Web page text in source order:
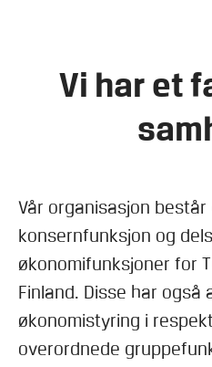
Vi har et
Vår organisasjon består
konsernfunksjon og
økonomifunksjoner for
Finland. Disse har
økonomistyring i
overordnede